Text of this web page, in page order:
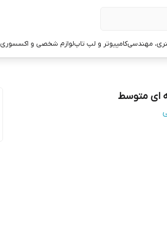
مهندسیکامپیوتر و لپ تاپلوازم شخصی و اکسسوری
ای متوسط